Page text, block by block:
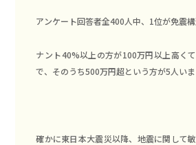
アンケート回答者全400人中、1位が免震
ナント40%以上の方が100万円以上高く
で、そのうち500万円超という方が5人い
確かに東日本大震災以降、地震に関して